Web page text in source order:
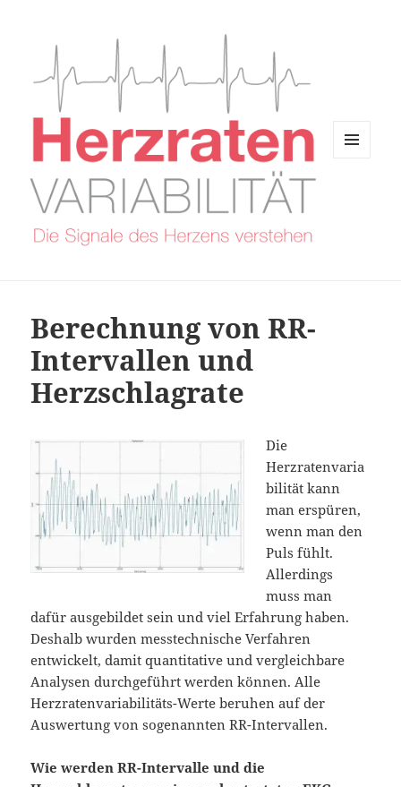
Berechnung von RR-
Intervallen und
Herzschlagrate
Die
Herzratenvaria
bilität kann
man erspüren,
wenn man den
Puls fühlt.
Allerdings
muss man
dafür ausgebildet sein und viel Erfahrung haben.
Deshalb wurden messtechnische Verfahren
entwickelt, damit quantitative und vergleichbare
Analysen durchgeführt werden können. Alle
Herzratenvariabilitäts-Werte beruhen auf der
Auswertung von sogenannten RR-Intervallen.
Wie werden RR-Intervalle und die